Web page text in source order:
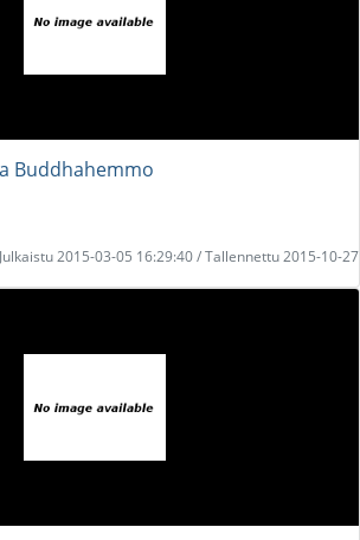
Buddhahemmo
Julkaistu 2015-03-05 16:29:40 / Tallennettu 2015-10-27